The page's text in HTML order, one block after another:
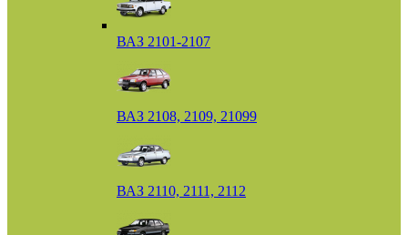
ВАЗ 2101-2107
ВАЗ 2108, 2109, 21099
ВАЗ 2110, 2111, 2112